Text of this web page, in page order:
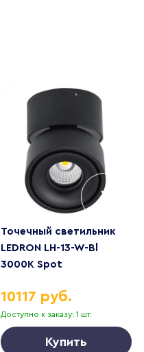
Точечный светильник
LEDRON LH-13-W-Bl
3000K Spot
Доступно к заказу: 1 шт.
10117 руб.
Купить